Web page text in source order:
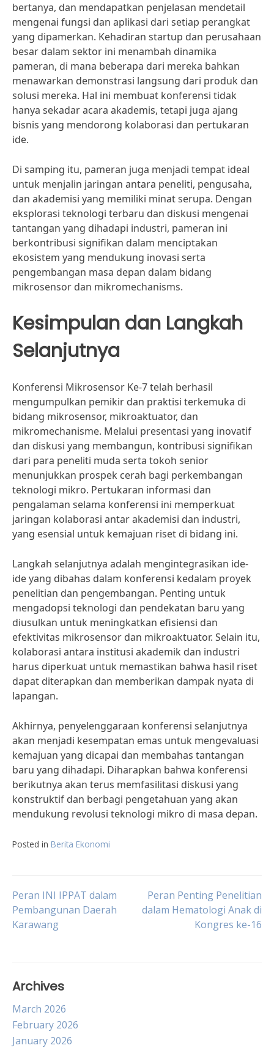
bertanya, dan mendapatkan penjelasan mendetail
mengenai fungsi dan aplikasi dari setiap perangkat
yang dipamerkan. Kehadiran startup dan perusahaan
besar dalam sektor ini menambah dinamika
pameran, di mana beberapa dari mereka bahkan
menawarkan demonstrasi langsung dari produk dan
solusi mereka. Hal ini membuat konferensi tidak
hanya sekadar acara akademis, tetapi juga ajang
bisnis yang mendorong kolaborasi dan pertukaran
ide.
Di samping itu, pameran juga menjadi tempat ideal
untuk menjalin jaringan antara peneliti, pengusaha,
dan akademisi yang memiliki minat serupa. Dengan
eksplorasi teknologi terbaru dan diskusi mengenai
tantangan yang dihadapi industri, pameran ini
berkontribusi signifikan dalam menciptakan
ekosistem yang mendukung inovasi serta
pengembangan masa depan dalam bidang
mikrosensor dan mikromechanisms.
Kesimpulan dan Langkah
Selanjutnya
Konferensi Mikrosensor Ke-7 telah berhasil
mengumpulkan pemikir dan praktisi terkemuka di
bidang mikrosensor, mikroaktuator, dan
mikromechanisme. Melalui presentasi yang inovatif
dan diskusi yang membangun, kontribusi signifikan
dari para peneliti muda serta tokoh senior
menunjukkan prospek cerah bagi perkembangan
teknologi mikro. Pertukaran informasi dan
pengalaman selama konferensi ini memperkuat
jaringan kolaborasi antar akademisi dan industri,
yang esensial untuk kemajuan riset di bidang ini.
Langkah selanjutnya adalah mengintegrasikan ide-
ide yang dibahas dalam konferensi kedalam proyek
penelitian dan pengembangan. Penting untuk
mengadopsi teknologi dan pendekatan baru yang
diusulkan untuk meningkatkan efisiensi dan
efektivitas mikrosensor dan mikroaktuator. Selain itu,
kolaborasi antara institusi akademik dan industri
harus diperkuat untuk memastikan bahwa hasil riset
dapat diterapkan dan memberikan dampak nyata di
lapangan.
Akhirnya, penyelenggaraan konferensi selanjutnya
akan menjadi kesempatan emas untuk mengevaluasi
kemajuan yang dicapai dan membahas tantangan
baru yang dihadapi. Diharapkan bahwa konferensi
berikutnya akan terus memfasilitasi diskusi yang
konstruktif dan berbagi pengetahuan yang akan
mendukung revolusi teknologi mikro di masa depan.
Posted in Berita Ekonomi
Post
navigation
Peran INI IPPAT dalam
Pembangunan Daerah
Karawang
Peran Penting Penelitian
dalam Hematologi Anak di
Kongres ke-16
Archives
March 2026
February 2026
January 2026